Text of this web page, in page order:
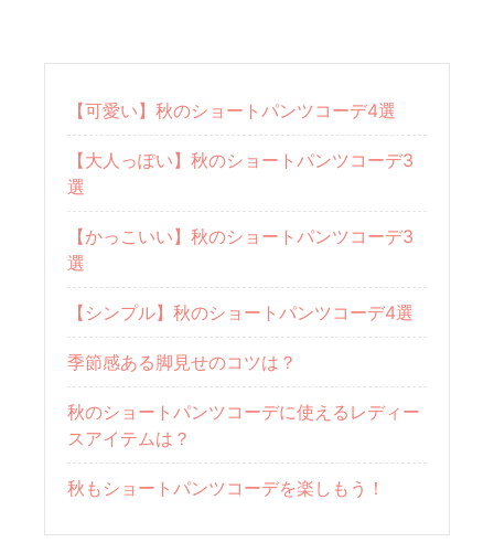
【可愛い】秋のショートパンツコーデ4選
【大人っぽい】秋のショートパンツコーデ3
選
【かっこいい】秋のショートパンツコーデ3
選
【シンプル】秋のショートパンツコーデ4選
季節感ある脚見せのコツは？
秋のショートパンツコーデに使えるレディー
スアイテムは？
秋もショートパンツコーデを楽しもう！